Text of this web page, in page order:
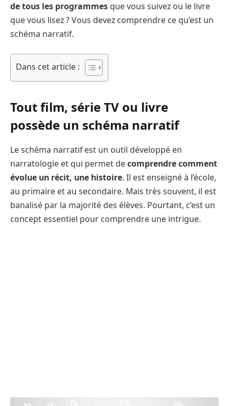
de tous les programmes que vous suivez ou le livre
que vous lisez ? Vous devez comprendre ce qu’est un
schéma narratif.
Dans cet article :
Tout film, série TV ou livre
possède un schéma narratif
Le schéma narratif est un outil développé en
narratologie et qui permet decomprendre comment
évolue un récit, une histoire. Il est enseigné à l’école,
au primaire et au secondaire. Mais très souvent, il est
banalisé par la majorité des élèves. Pourtant, c’est un
concept essentiel pour comprendre une intrigue.